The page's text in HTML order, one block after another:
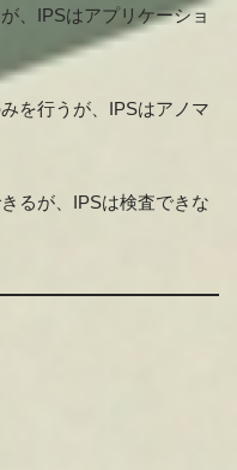
、IPSはアプリケーショ
を行うが、IPSはアノマ
るが、IPSは検査できな